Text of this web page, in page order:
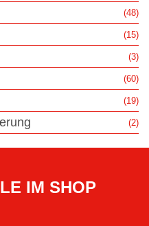
(48)
(15)
(3)
(60)
(19)
(2)
IM SHOP